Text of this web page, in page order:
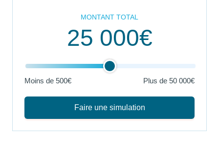
MONTANT TOTAL
25 000€
Moins de 500€ Plus de 50 000€
Faire une simulation